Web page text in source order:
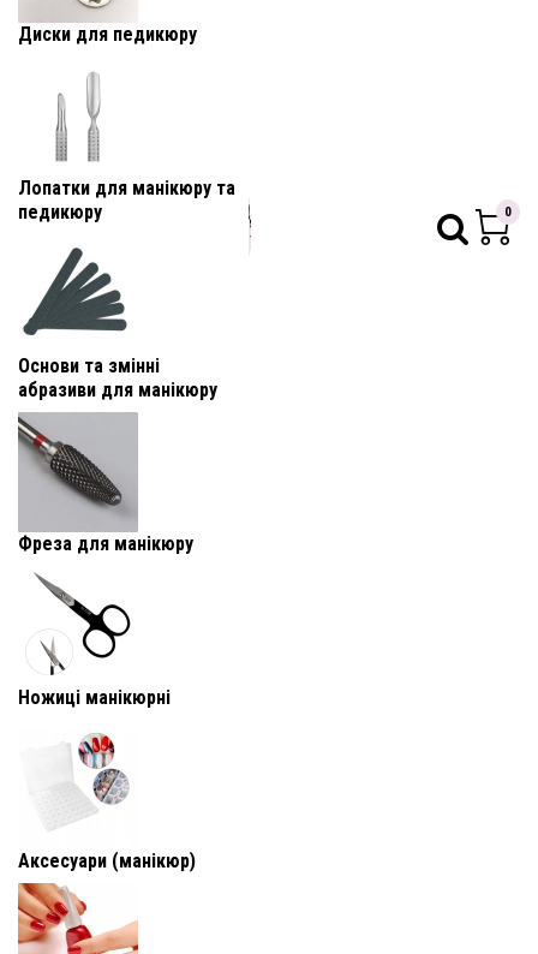
Диски для педикюру
Лопатки для манікюру та
педикюру
Основи та змінні
абразиви для манікюру
Фреза для манікюру
Ножиці манікюрні
Аксесуари (манікюр)
0